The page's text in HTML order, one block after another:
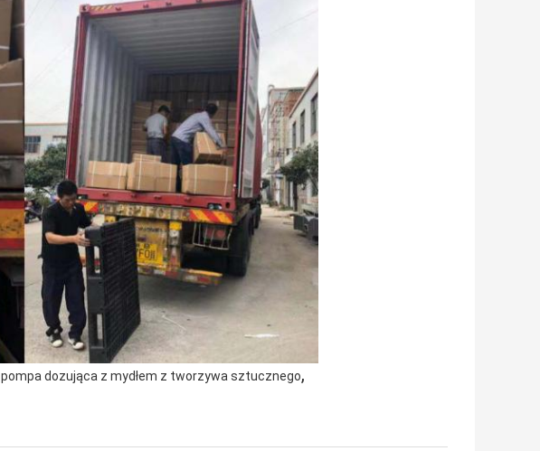
pompa dozująca z mydłem z tworzywa sztucznego,